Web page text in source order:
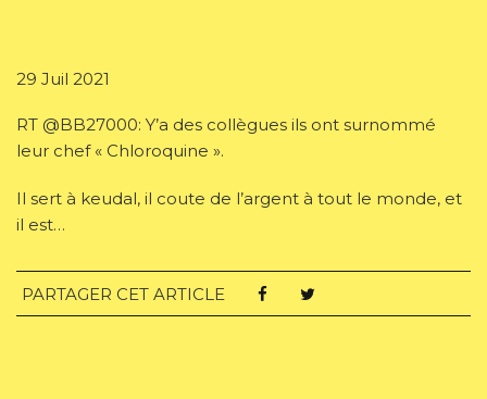
29 Juil 2021
RT @BB27000: Y’a des collègues ils ont surnommé
leur chef « Chloroquine ».
Il sert à keudal, il coute de l’argent à tout le monde, et
il est…
PARTAGER CET ARTICLE